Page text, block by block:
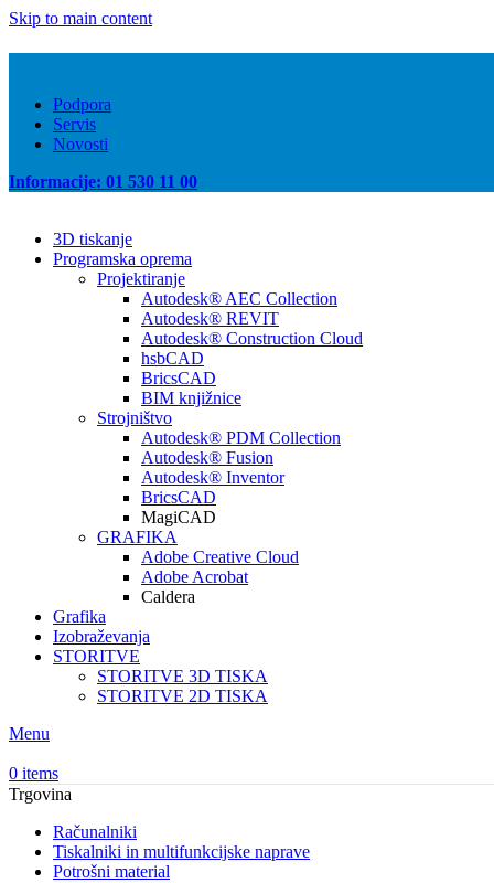
Skip to main content
Podpora
Servis
Novosti
Informacije: 01 530 11 00
3D tiskanje
Programska oprema
Projektiranje
Autodesk® AEC Collection
Autodesk® REVIT
Autodesk® Construction Cloud
hsbCAD
BricsCAD
BIM knjižnice
Strojništvo
Autodesk® PDM Collection
Autodesk® Fusion
Autodesk® Inventor
BricsCAD
MagiCAD
GRAFIKA
Adobe Creative Cloud
Adobe Acrobat
Caldera
Grafika
Izobraževanja
STORITVE
STORITVE 3D TISKA
STORITVE 2D TISKA
Menu
0 items
Trgovina
Računalniki
Tiskalniki in multifunkcijske naprave
Potrošni material